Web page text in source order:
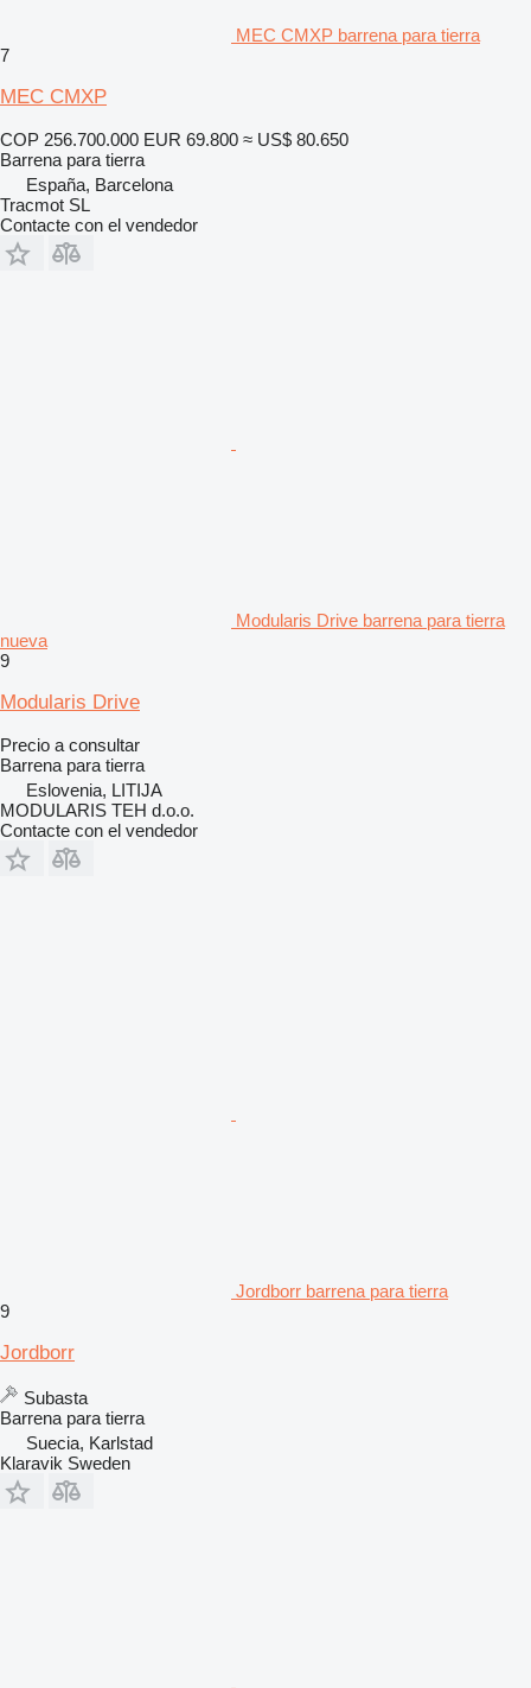
MEC CMXP barrena para tierra
7
MEC CMXP
COP 256.700.000 EUR 69.800 ≈ US$ 80.650
Barrena para tierra
España, Barcelona
Tracmot SL
Contacte con el vendedor
Modularis Drive barrena para tierra
nueva
9
Modularis Drive
Precio a consultar
Barrena para tierra
Eslovenia, LITIJA
MODULARIS TEH d.o.o.
Contacte con el vendedor
Jordborr barrena para tierra
9
Jordborr
Subasta
Barrena para tierra
Suecia, Karlstad
Klaravik Sweden